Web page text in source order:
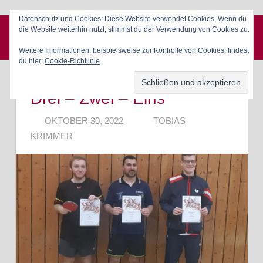
Zum
Inhalt
SpVgg 1904 Erlangen e. V. Menü
Drei – Zwei – Eins
OKTOBER 30, 2022
TOBIAS
KRIMMER
Datenschutz und Cookies: Diese Website verwendet Cookies. Wenn du
die Website weiterhin nutzt, stimmst du der Verwendung von Cookies zu.
Weitere Informationen, beispielsweise zur Kontrolle von Cookies, findest
du hier: Cookie-Richtlinie